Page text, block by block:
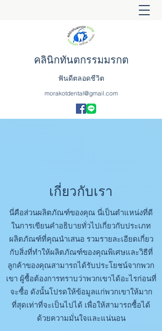
คลินิกทันตกรรมมรกต
ฟันดีตลอดชีวิต
morakotdental@gmail.com
เกี่ยวกับเรา
นี่คือส่วนผลิตภัณฑ์ของคุณ นี่เป็นตำแหน่งที่ดี
ในการเขียนคำอธิบายทั่วไปเกี่ยวกับประเภท
ผลิตภัณฑ์ที่คุณนำเสนอ รวมรายละเอียดเกี่ยว
กับสิ่งที่ทำให้ผลิตภัณฑ์ของคุณพิเศษและวิธีที่
ลูกค้าของคุณสามารถได้รับประโยชน์จากพวก
เขา ผู้ซื้อต้องการทราบว่าพวกเขาได้อะไรก่อนที่
จะซื้อ ดังนั้นโปรดให้ข้อมูลแก่พวกเขาให้มาก
ที่สุดเท่าที่จะเป็นไปได้ เพื่อให้สามารถซื้อได้
ด้วยความมั่นใจและแน่นอน